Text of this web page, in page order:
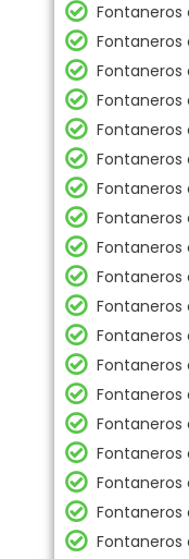
Fontaneros
Fontaneros
Fontaneros
Fontaneros
Fontaneros
Fontaneros
Fontaneros
Fontaneros
Fontaneros
Fontaneros
Fontaneros
Fontaneros
Fontaneros
Fontaneros
Fontaneros
Fontaneros
Fontaneros
Fontaneros
Fontaneros